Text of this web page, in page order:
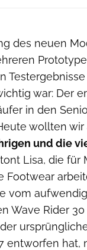
des neuen
war: Der
in den
wollten
und die
Lisa, die für
Footwear
vom
Wave Rider
entworfen